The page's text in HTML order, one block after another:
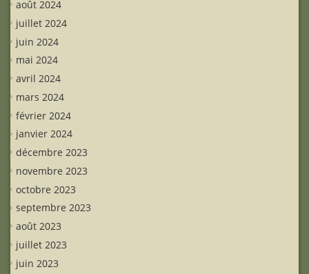
août 2024
juillet 2024
juin 2024
mai 2024
avril 2024
mars 2024
février 2024
janvier 2024
décembre 2023
novembre 2023
octobre 2023
septembre 2023
août 2023
juillet 2023
juin 2023